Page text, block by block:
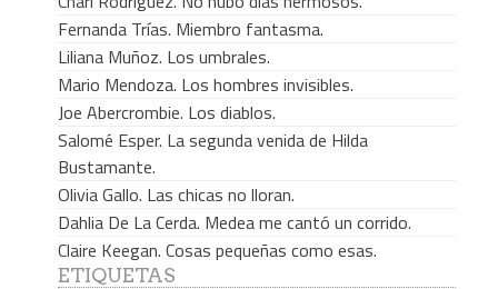
Fernanda Trías. Miembro fantasma.
Liliana Muñoz. Los umbrales.
Mario Mendoza. Los hombres invisibles.
Joe Abercrombie. Los diablos.
Salomé Esper. La segunda venida de Hilda
Bustamante.
Olivia Gallo. Las chicas no lloran.
Dahlia De La Cerda. Medea me cantó un corrido.
Claire Keegan. Cosas pequeñas como esas.
ETIQUETAS